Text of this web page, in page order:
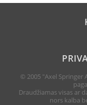
© 2005 "Axel Springer
Draudžiamas visas ar
nors kalba